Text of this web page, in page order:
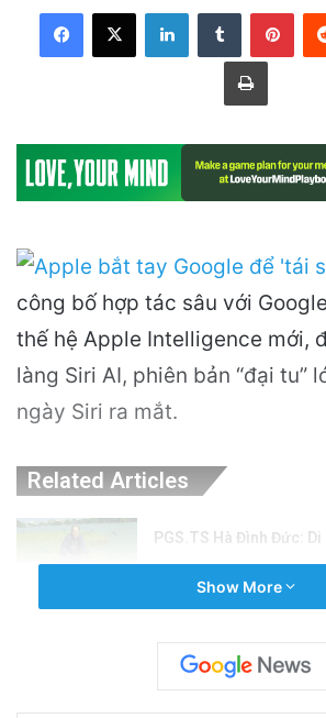
LinkedInTumblr
Print
công bố hợp tác sâu với
thế hệ Apple Intelligence mới,
làng Siri AI, phiên bản “đại tu”
ngày Siri ra mắt.
Related Articles
PGS.TS Hà Đình Đức:
Khám Phá Máy Đào
Trên Thế Giới: Bước
Show More